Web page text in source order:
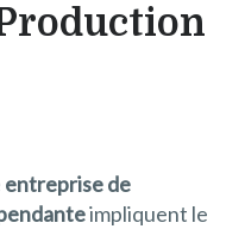
entreprise de
impliquent le